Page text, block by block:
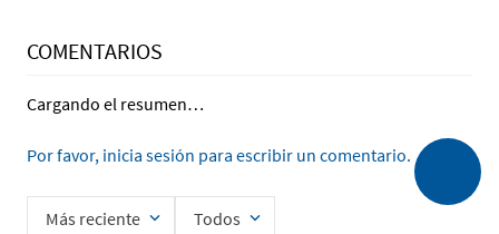
COMENTARIOS
Cargando el resumen…
Por favor, inicia sesión para escribir un comentario.
Más reciente Todos